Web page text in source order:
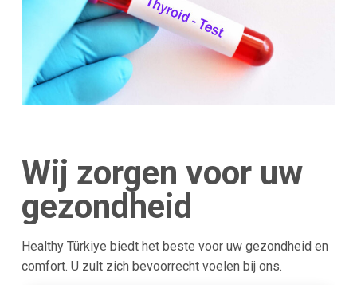
Wij zorgen voor uw
gezondheid
Healthy Türkiye biedt het beste voor uw gezondheid en
comfort. U zult zich bevoorrecht voelen bij ons.